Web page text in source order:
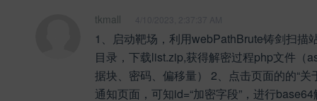
tkmall
1、启动靶场，利用webPathBrute铸剑扫描
目录，下载list.zip,获得解密过程php文件（
据块、密码、偏移量） 2、点击页面的的“关
通知页面，可知id=“加密字段”，进行